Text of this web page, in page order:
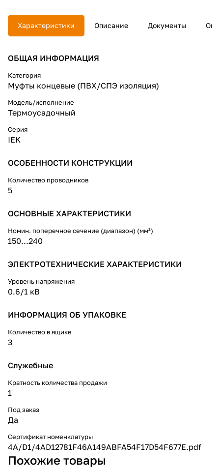
широкого диапазона сечений
токопроводящих жил.
установки предназначены для
электросети с помощью одно-,
двух-, трех-, четырех-,
пятижильных силовых кабелей
с ПВХ/СПЭ изоляцией с броней
или экраном на напряжение до
1 кВ постоянного и
переменного тока.
АВБбШв-1, АВВБ-1, АВВБГ-1,
аналогов и модификаций.
Характеристики Описание Документы
ОБЩАЯ ИНФОРМАЦИЯ
Категория
Муфты концевые (ПВХ/СПЭ изоляция)
Модель/исполнение
Термоусадочный
Серия
IEK
ОСОБЕННОСТИ КОНСТРУКЦИИ
Количество проводников
5
ОСНОВНЫЕ ХАРАКТЕРИСТИКИ
Номин. поперечное сечение (диапазон) (мм²)
150...240
ЭЛЕКТРОТЕХНИЧЕСКИЕ ХАРАКТЕРИСТИКИ
Уровень напряжения
0.6/1 кВ
ИНФОРМАЦИЯ ОБ УПАКОВКЕ
Количество в ящике
3
Служебные
Кратность количества продажи
1
Под заказ
Да
Сертификат номенклатуры
4A/D1/4AD12781F46A149ABFA54F17D54F677E.pdf
Похожие товары